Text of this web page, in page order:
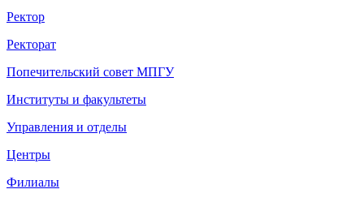
Ректор
Ректорат
Попечительский совет МПГУ
Институты и факультеты
Управления и отделы
Центры
Филиалы